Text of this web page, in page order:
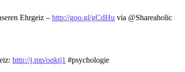
Ehrgeiz – http://goo.gl/gCdHu via @Shareaholic
http://j.mp/oqktj1 #psychologie